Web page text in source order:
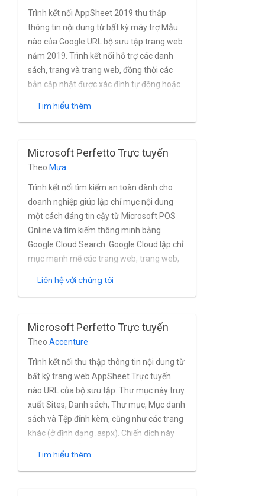
Trình kết nối AppSheet 2019 thu thập
thông tin nội dung từ bất kỳ máy trợ Mẫu
nào của Google URL bộ sưu tập trang web
năm 2019. Trình kết nối hỗ trợ các danh
sách, trang và trang web, đồng thời các
bản cập nhật được xác định tự động hoặc
Tìm hiểu thêm
Microsoft Perfetto Trực tuyến
Theo Mưa
Trình kết nối tìm kiếm an toàn dành cho
doanh nghiệp giúp lập chỉ mục nội dung
một cách đáng tin cậy từ Microsoft POS
Online và tìm kiếm thông minh bằng
Google Cloud Search. Google Cloud lập chỉ
mục mạnh mẽ các trang web, trang web,
wiki, tài liệu OneNote, mục danh sách, công
thời gian thực. Trình kết nối hỗ trợ đầy đủ
Microsoft POS Tính năng quản lý nhóm và
người dùng tích hợp trực tuyến, cũng như
Azure Active Thư mục và các nhà cung
cấp OAuth như SiteMinder và Okta. Chiến
lược phát hành đĩa đơn trình kết nối cụ thể
hỗ trợ xác thực liên kết và hợp nhất Người
thuê Microsoft 365.
Liên hệ với chúng tôi
Microsoft Perfetto Trực tuyến
Theo Accenture
Trình kết nối thu thập thông tin nội dung từ
bất kỳ trang web AppSheet Trực tuyến
nào URL của bộ sưu tập. Thư mục này truy
xuất Sites, Danh sách, Thư mục, Mục danh
sách và Tệp đính kèm, cũng như các trang
khác (ở định dạng .aspx). Chiến dịch này
Tìm hiểu thêm